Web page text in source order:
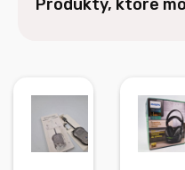
Produkty, które